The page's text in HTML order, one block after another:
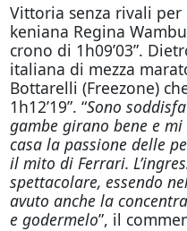
Vittoria senza rivali
keniana Regina
crono di 1h09’03”.
italiana di mezza
Bottarelli (Freezone)
1h12’19”. “Sono
gambe girano bene e
casa la passione delle
il mito di Ferrari.
spettacolare, essendo
avuto anche la
e godermelo”, il